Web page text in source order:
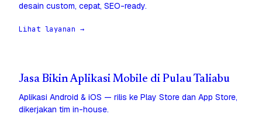
desain custom, cepat, SEO-ready.
Lihat layanan →
Jasa Bikin Aplikasi Mobile di Pulau Taliabu
Aplikasi Android & iOS — rilis ke Play Store dan App Store,
dikerjakan tim in-house.